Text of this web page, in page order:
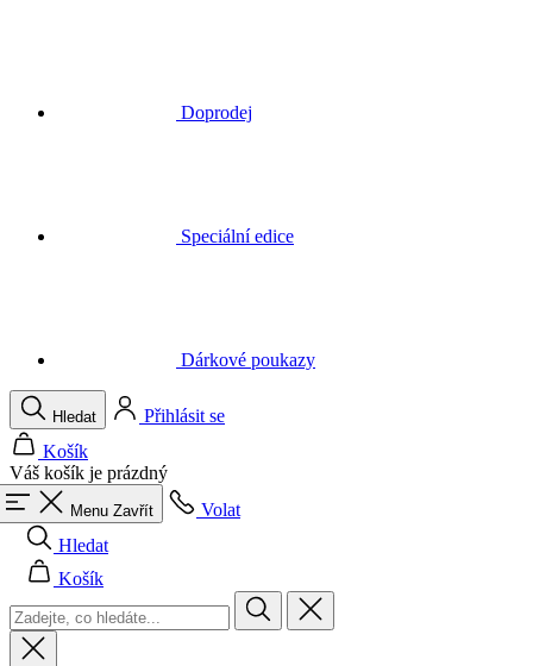
Váš košík je prázdný
Menu Zavřít
Volat
Hledat
Košík
Muži
Vše v kategorii Muži